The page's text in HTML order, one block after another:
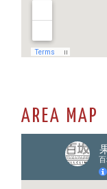
AREA MAP